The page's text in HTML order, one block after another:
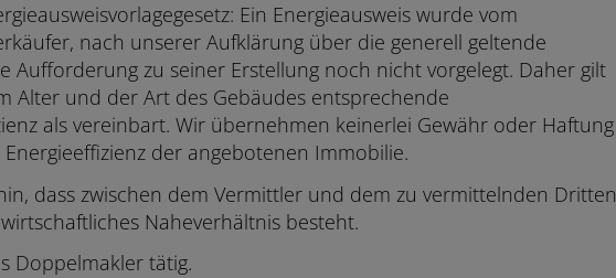
Ein Energieausweis wurde vom
nach unserer Aufklärung über die generell geltende
Aufforderung zu seiner Erstellung noch nicht vorgelegt. Daher gilt
Alter und der Art des Gebäudes entsprechende
als vereinbart. Wir übernehmen keinerlei Gewähr oder Haftung
der angebotenen Immobilie.
dass zwischen dem Vermittler und dem zu vermittelnden Dritten
Naheverhältnis besteht.
Doppelmakler tätig.